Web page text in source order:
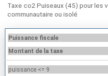
Taxe co2 Puiseaux (45) pour les
communautaire ou isolé
Puissance fiscale
Montant de la taxe
puissance <= 9